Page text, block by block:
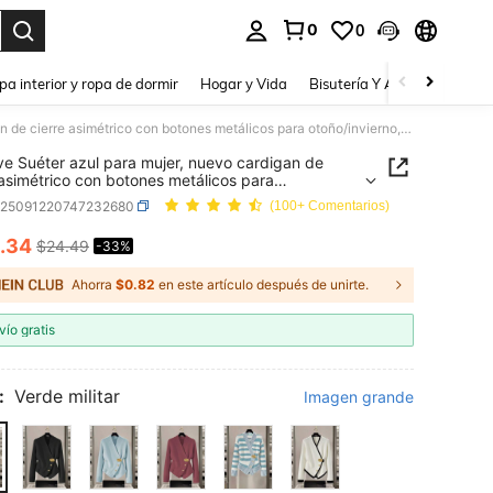
0 0
interior y ropa de dormir Hogar y Vida Bisutería Y Accesorios
GlowEve Suéter azul para mujer, nuevo cardigan de cierre asimétrico con botones metálicos para otoño/invierno, diseño versátil y minimalista para ir al trabajo
Suéter azul para mujer, nuevo cardigan de
con botones metálicos para
diseño versátil y minimalista para ir al(100+ Comentarios)
AND AVAILABILITY
.34 $24.49 -33%
Ahorra $0.82 en este artículo después de unirte.
gratis
Verde militar Imagen grande